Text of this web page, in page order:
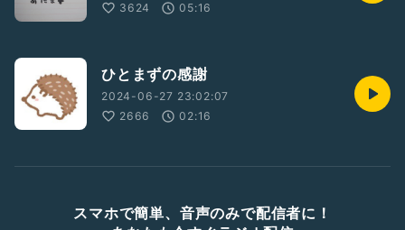
3624
05:16
ひとまずの感謝
2024-06-27 23:02:07
2666
02:16
スマホで簡単、音声のみで配信者に！